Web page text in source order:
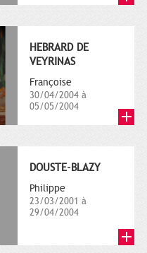
HEBRARD DE
VEYRINAS
Françoise
30/04/2004 à
05/05/2004
DOUSTE-BLAZY
Philippe
23/03/2001 à
29/04/2004